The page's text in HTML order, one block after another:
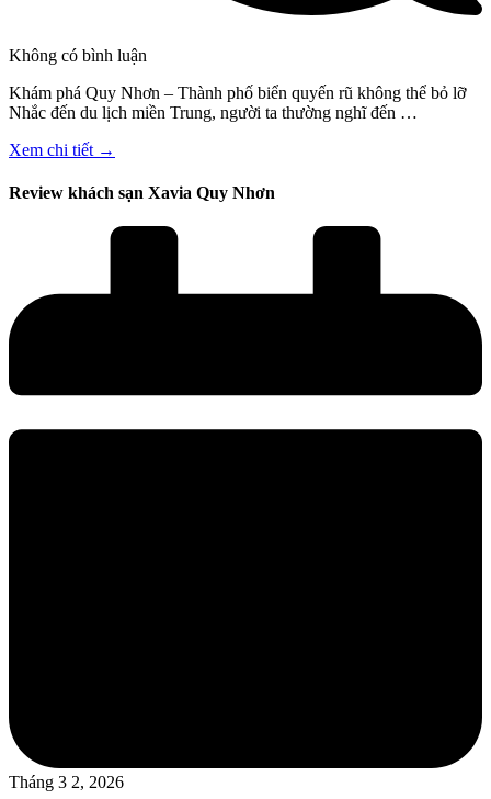
Không có bình luận
Khám phá Quy Nhơn – Thành phố biển quyến rũ không thể bỏ lỡ
Nhắc đến du lịch miền Trung, người ta thường nghĩ đến …
Xem chi tiết →
Review khách sạn Xavia Quy Nhơn
Tháng 3 2, 2026